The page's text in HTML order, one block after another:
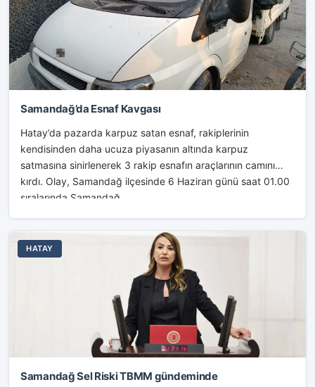
Samandağ’da Esnaf Kavgası
Hatay’da pazarda karpuz satan esnaf, rakiplerinin
kendisinden daha ucuza piyasanın altında karpuz
satmasına sinirlenerek 3 rakip esnafın araçlarının camını
kırdı. Olay, Samandağ ilçesinde 6 Haziran günü saat 01.00
sıralarında Samandağ...
HATAY
Samandağ Sel Riski TBMM gündeminde